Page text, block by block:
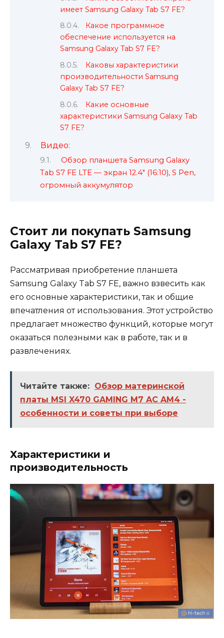
имеет Samsung Galaxy Tab S7 FE?
Какое программное
обеспечение используется на
Samsung Galaxy Tab S7 FE?
Каковы характеристики
производительности Samsung
Galaxy Tab S7 FE?
Какие основные
характеристики Samsung Galaxy Tab
S7 FE?
Видео:
Обзор планшета Samsung Galaxy
Tab S7 FE LTE — экран 12.4" (16:10), S Pen,
огромный аккумулятор
Стоит ли покупать Samsung
Galaxy Tab S7 FE?
Рассматривая приобретение планшета
Samsung Galaxy Tab S7 FE, важно взвесить как
его основные характеристики, так и общие
впечатления от использования. Этот устройство
предлагает множество функций, которые могут
оказаться полезными как в работе, так и в
развлечениях.
Читайте также: Обзор материнской
платы MSI X470 GAMING M7 AC AM4 -
особенности и советы при выборе
Характеристики и
производительность